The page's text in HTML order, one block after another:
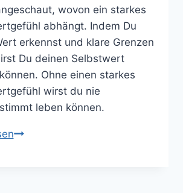
wovon ein starkes
abhängt. Indem Du
erkennst und klare Grenzen
Du deinen Selbstwert
Ohne einen starkes
wirst du nie
leben können.
Durch